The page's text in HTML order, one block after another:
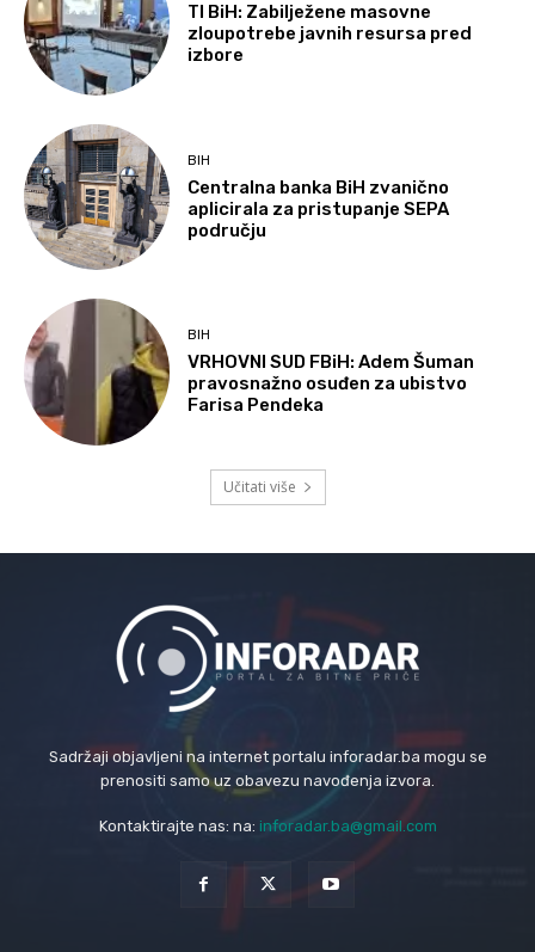
TI BiH: Zabilježene masovne
zloupotrebe javnih resursa pred
izbore
BIH
Centralna banka BiH zvanično
aplicirala za pristupanje SEPA
području
BIH
VRHOVNI SUD FBiH: Adem Šuman
pravosnažno osuđen za ubistvo
Farisa Pendeka
Učitati više
Sadržaji objavljeni na internet portalu inforadar.ba mogu se
prenositi samo uz obavezu navođenja izvora.
Kontaktirajte nas: na: inforadar.ba@gmail.com